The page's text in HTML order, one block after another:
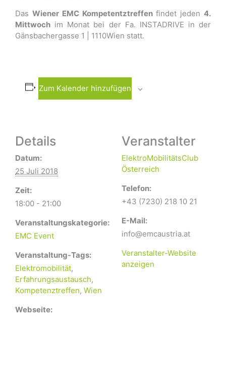
Das Wiener EMC Kompetentztreffenfindet jeden4.
Mittwoch im Monat bei der Fa. INSTADRIVE in der
Gänsbachergasse 1 | 1110Wien statt.
Zum Kalender hinzufügen
Details
Datum:
25 Juli 2018
Zeit:
18:00 - 21:00
Veranstaltungskategorie:
EMC Event
Veranstaltung-Tags:
Elektromobilität,
Erfahrungsaustausch,
Kompetenztreffen, Wien
Webseite:
Veranstalter
ElektroMobilitätsClub
Österreich
Telefon:
+43 (7230) 218 10 21
E-Mail:
info@emcaustria.at
Veranstalter-Website
anzeigen